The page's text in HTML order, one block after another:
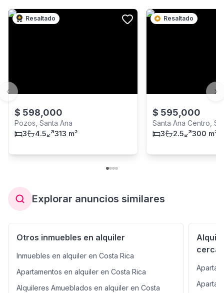
Resaltado
$ 598,000
Pozos, Santa Ana
3
4.5 313 m²
Resaltado
$ 595,000
Santa Ana Centro,
3
2.5 300 m²
Previous slide
Explorar anuncios similares
Otros inmuebles en alquiler
Inmuebles en alquiler en Costa Rica
Apartamentos en alquiler en Costa Rica
Alquileres Amueblados en alquiler en Costa